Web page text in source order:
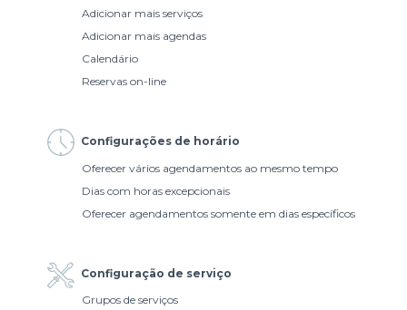
Adicionar mais serviços
Adicionar mais agendas
Calendário
Reservas on-line
Configurações de horário
Oferecer vários agendamentos ao mesmo tempo
Dias com horas excepcionais
Oferecer agendamentos somente em dias específicos
Configuração de serviço
Grupos de serviços